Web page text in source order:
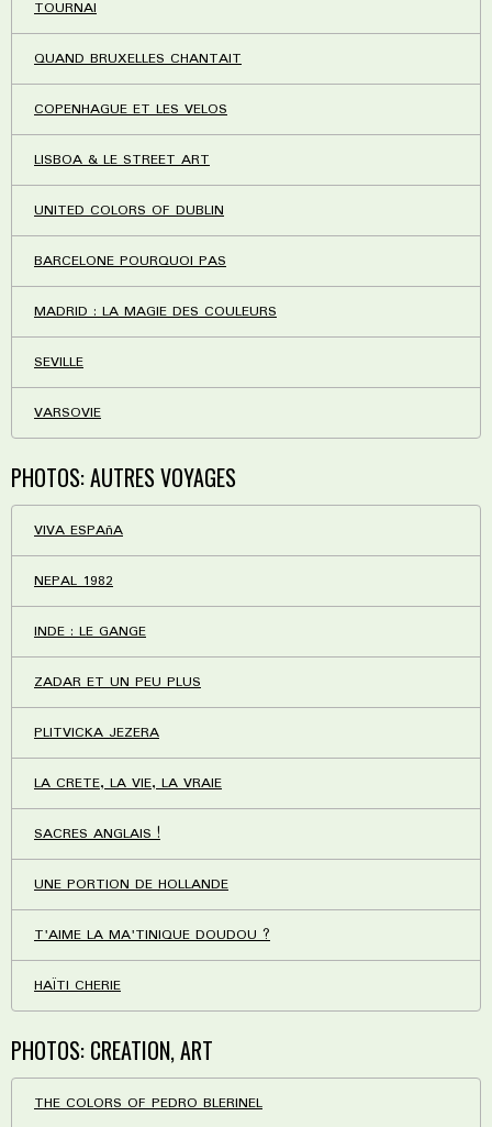
TOURNAI
QUAND BRUXELLES CHANTAIT
COPENHAGUE ET LES VELOS
LISBOA & LE STREET ART
UNITED COLORS OF DUBLIN
BARCELONE POURQUOI PAS
MADRID : LA MAGIE DES COULEURS
SEVILLE
VARSOVIE
PHOTOS: AUTRES VOYAGES
VIVA ESPAñA
NEPAL 1982
INDE : LE GANGE
ZADAR ET UN PEU PLUS
PLITVICKA JEZERA
LA CRETE, LA VIE, LA VRAIE
SACRES ANGLAIS !
UNE PORTION DE HOLLANDE
T'AIME LA MA'TINIQUE DOUDOU ?
HAÏTI CHERIE
PHOTOS: CREATION, ART
THE COLORS OF PEDRO BLERINEL